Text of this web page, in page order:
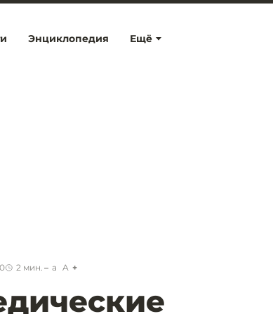
Ещё
Энциклопедия
2 мин. a A